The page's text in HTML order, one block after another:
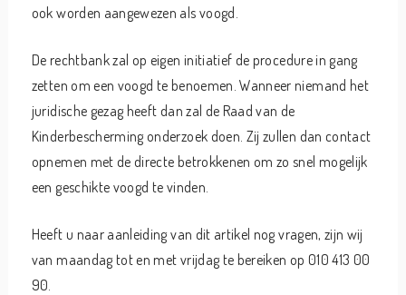
ook worden aangewezen als voogd.
De rechtbank zal op eigen initiatief de procedure in gang
zetten om een voogd te benoemen. Wanneer niemand het
juridische gezag heeft dan zal de Raad van de
Kinderbescherming onderzoek doen. Zij zullen dan contact
opnemen met de directe betrokkenen om zo snel mogelijk
een geschikte voogd te vinden.
Heeft u naar aanleiding van dit artikel nog vragen, zijn wij
van maandag tot en met vrijdag te bereiken op 010 413 00
90.